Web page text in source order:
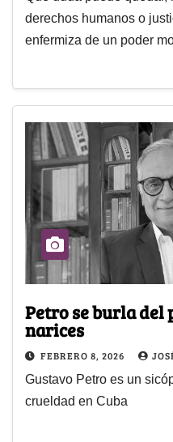
derechos humanos o
enfermiza de un poder
Petro se burla del
narices
FEBRERO 8, 2026
Gustavo Petro es un
crueldad en Cuba